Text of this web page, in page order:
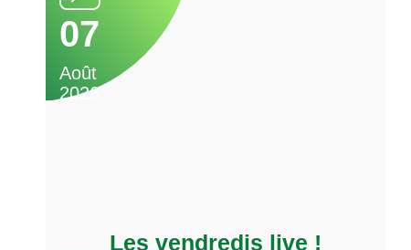
07
Août
2026
Les vendredis live !